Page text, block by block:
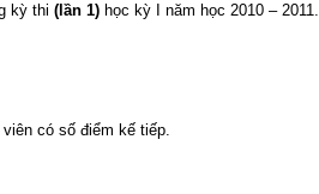
kỳ thi (lần 1) học kỳ I năm học 2010 – 2011.
có số điểm kế tiếp.